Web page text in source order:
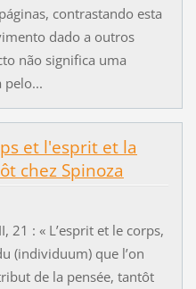
contrastando esta
dado a outros
não significa uma
et l'esprit et la
chez Spinoza
21 : « L’esprit et le corps,
(individuum) que l’on
de la pensée, tantôt